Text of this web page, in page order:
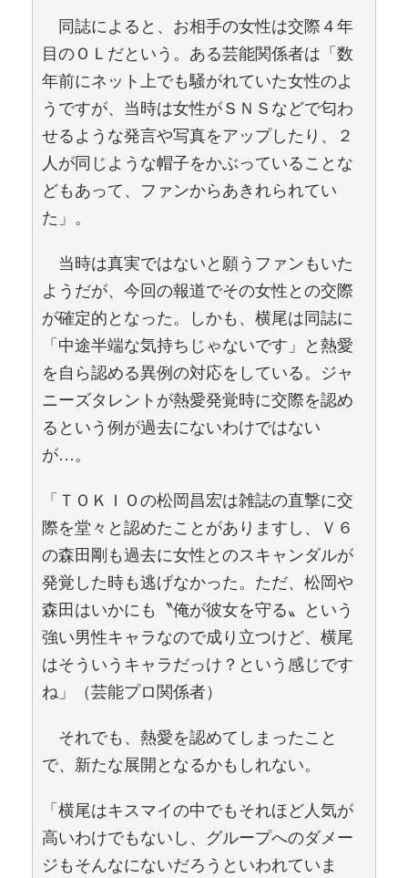
同誌によると、お相手の女性は交際４年
目のＯＬだという。ある芸能関係者は「数
年前にネット上でも騒がれていた女性のよ
うですが、当時は女性がＳＮＳなどで匂わ
せるような発言や写真をアップしたり、２
人が同じような帽子をかぶっていることな
どもあって、ファンからあきれられてい
た」。
当時は真実ではないと願うファンもいた
ようだが、今回の報道でその女性との交際
が確定的となった。しかも、横尾は同誌に
「中途半端な気持ちじゃないです」と熱愛
を自ら認める異例の対応をしている。ジャ
ニーズタレントが熱愛発覚時に交際を認め
るという例が過去にないわけではない
が…。
「ＴＯＫＩＯの松岡昌宏は雑誌の直撃に交
際を堂々と認めたことがありますし、Ｖ６
の森田剛も過去に女性とのスキャンダルが
発覚した時も逃げなかった。ただ、松岡や
森田はいかにも〝俺が彼女を守る〟という
強い男性キャラなので成り立つけど、横尾
はそういうキャラだっけ？という感じです
ね」（芸能プロ関係者）
それでも、熱愛を認めてしまったこと
で、新たな展開となるかもしれない。
「横尾はキスマイの中でもそれほど人気が
高いわけでもないし、グループへのダメー
ジもそんなにないだろうといわれていま